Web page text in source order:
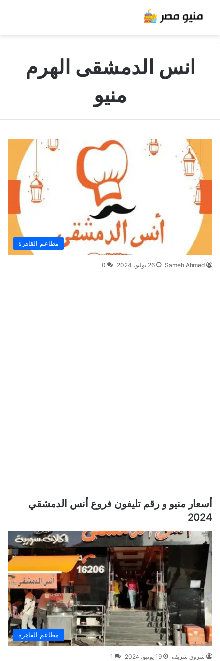
انس الدمشقى الهرم
منيو
مطاعم القاهرة
Sameh Ahmed 26 يوليو، 2024 0
أسعار منيو و رقم تليفون فروع أنس الدمشقي
2024
مطاعم القاهرة
شروق شريف 19 يونيو، 2024 1